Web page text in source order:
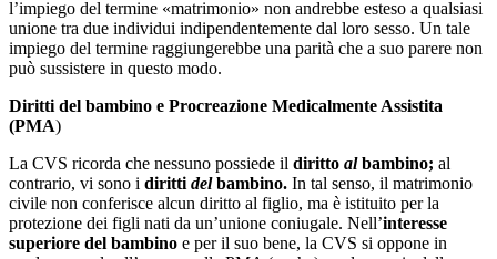
l’impiego del termine «matrimonio» non andrebbe esteso a qualsiasi
unione tra due individui indipendentemente dal loro sesso. Un tale
impiego del termine raggiungerebbe una parità che a suo parere non
può sussistere in questo modo.
Diritti del bambino e Procreazione Medicalmente Assistita
(PMA)
La CVS ricorda che nessuno possiede il diritto albambino; al
contrario, vi sono i diritti delbambino. In tal senso, il matrimonio
civile non conferisce alcun diritto al figlio, ma è istituito per la
protezione dei figli nati da un’unione coniugale. Nell’interesse
superiore del bambino e per il suo bene, la CVS si oppone in